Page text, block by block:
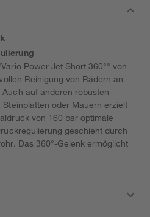
Power Jet Short 360°" von
Reinigung von Rädern an
auf anderen robusten
oder Mauern erzielt
von 160 bar optimale
geschieht durch
Das 360°-Gelenk ermöglicht